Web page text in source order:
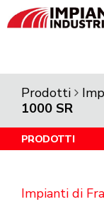
content
Prodotti
1000 SR
PRODOTTI
Impianti di